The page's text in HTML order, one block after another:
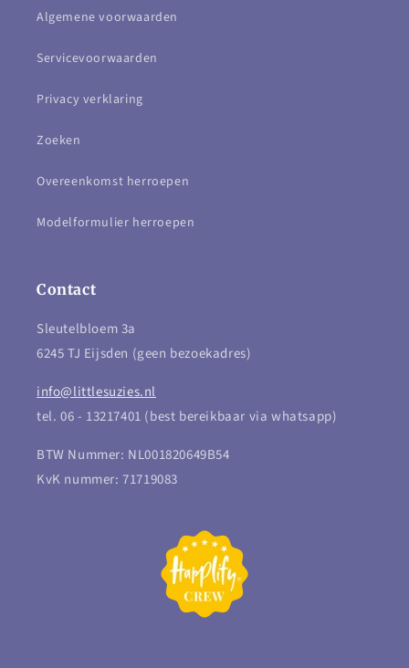
Algemene voorwaarden
Servicevoorwaarden
Privacy verklaring
Zoeken
Overeenkomst herroepen
Modelformulier herroepen
Contact
Sleutelbloem 3a
6245 TJ Eijsden (geen bezoekadres)
info@littlesuzies.nl
tel. 06 - 13217401 (best bereikbaar via whatsapp)
BTW Nummer: NL001820649B54
KvK nummer: 71719083